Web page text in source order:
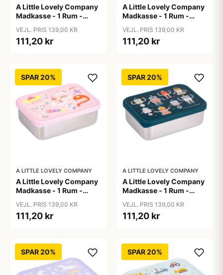
A Little Lovely Company
Madkasse - 1 Rum -
Cherries
VEJL. PRIS 139,00 KR
111,20 kr
A Little Lovely Company
Madkasse - 1 Rum -
Jungle
VEJL. PRIS 139,00 KR
111,20 kr
SPAR 20%
A LITTLE LOVELY COMPANY
A Little Lovely Company
Madkasse - 1 Rum -
Princesses
VEJL. PRIS 139,00 KR
111,20 kr
SPAR 20%
A LITTLE LOVELY COMPANY
A Little Lovely Company
Madkasse - 1 Rum -
Robots
VEJL. PRIS 139,00 KR
111,20 kr
SPAR 20% SPAR 20%